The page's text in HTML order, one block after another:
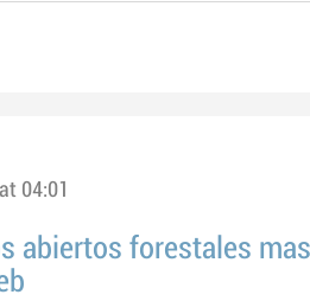
04:01
abiertos forestales